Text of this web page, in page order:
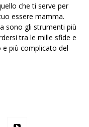
che ti serve per
essere mamma.
sono gli strumenti più
tra le mille sfide e
più complicato del